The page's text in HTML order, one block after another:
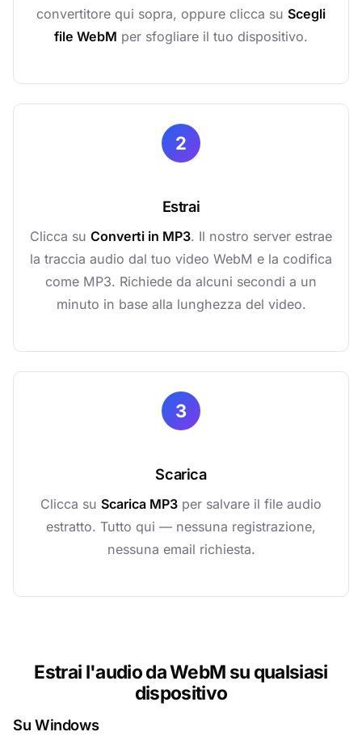
convertitore qui sopra, oppure clicca su Scegli
file WebM per sfogliare il tuo dispositivo.
2
Estrai
Clicca su Converti in MP3. Il nostro server estrae
la traccia audio dal tuo video WebM e la codifica
come MP3. Richiede da alcuni secondi a un
minuto in base alla lunghezza del video.
3
Scarica
Clicca su Scarica MP3 per salvare il file audio
estratto. Tutto qui — nessuna registrazione,
nessuna email richiesta.
Estrai l'audio da WebM su qualsiasi
dispositivo
Su Windows